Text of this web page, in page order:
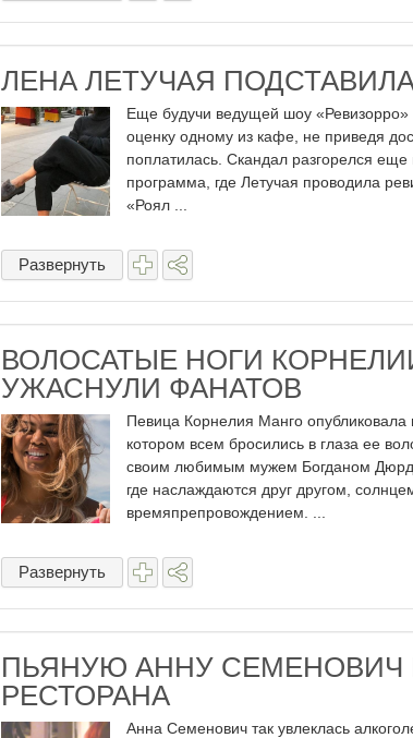
ЛЕНА ЛЕТУЧАЯ
Еще будучи ведущей шоу «Ревизорро»
оценку одному из кафе, не приведя
поплатилась. Скандал разгорелся
программа, где Летучая проводила
«Роял ...
Развернуть
ВОЛОСАТЫЕ НОГИ
УЖАСНУЛИ ФАНАТОВ
Певица Корнелия Манго
котором всем бросились в глаза ее
своим любимым мужем Богданом
где наслаждаются друг другом,
времяпрепровождением. ...
Развернуть
ПЬЯНУЮ АННУ СЕМЕНОВИЧ
РЕСТОРАНА
Анна Семенович так увлеклась